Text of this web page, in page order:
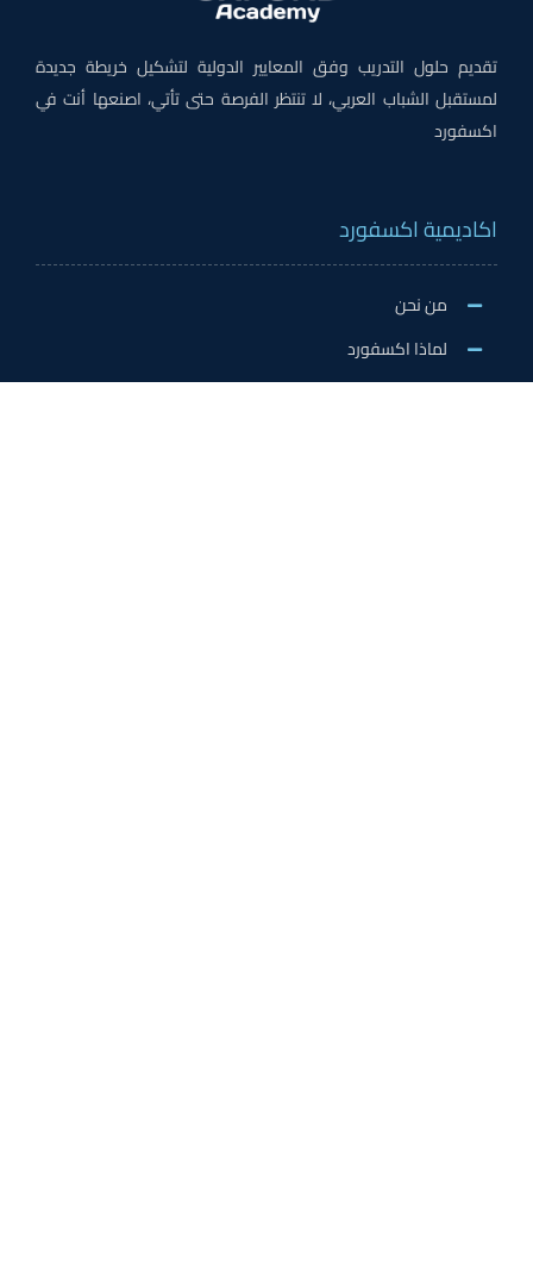
تقديم حلول التدريب وفق المعايير الدولية لتشكيل خريطة جديدة
لمستقبل الشباب العربي، لا تنتظر الفرصة حتى تأتي، اصنعها أنت في
اكسفورد
اكاديمية اكسفورد
من نحن
لماذا اكسفورد